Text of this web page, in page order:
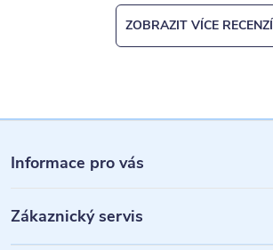
ZOBRAZIT VÍCE RECENZÍ
á
p
a
Informace pro vás
Zákaznický servis